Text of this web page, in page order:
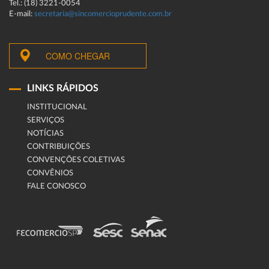
Tel.: (18) 3221-0054
E-mail: secretaria@sincomercioprudente.com.br
COMO CHEGAR
LINKS RÁPIDOS
INSTITUCIONAL
SERVIÇOS
NOTÍCIAS
CONTRIBUIÇÕES
CONVENÇÕES COLETIVAS
CONVÊNIOS
FALE CONOSCO